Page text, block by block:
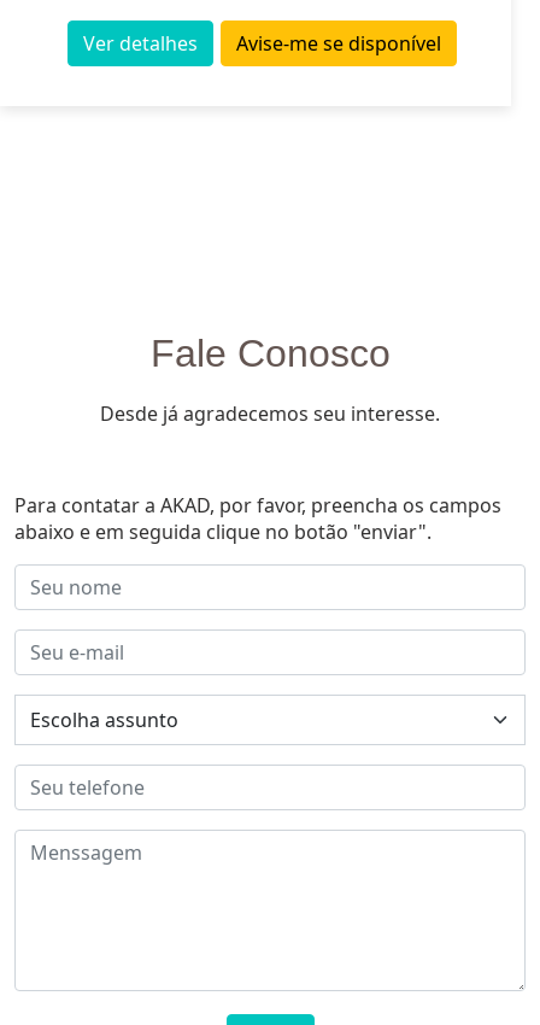
Avise-me se disponível
Ver detalhes
Fale Conosco
Desde já agradecemos seu interesse.
Para contatar a AKAD, por favor, preencha os campos
abaixo e em seguida clique no botão "enviar".